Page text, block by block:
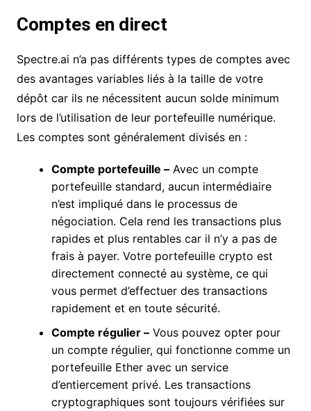
Comptes en direct
Spectre.ai n’a pas différents types de comptes avec
des avantages variables liés à la taille de votre
dépôt car ils ne nécessitent aucun solde minimum
lors de l’utilisation de leur portefeuille numérique.
Les comptes sont généralement divisés en :
Compte portefeuille –Avec un compte
portefeuille standard, aucun intermédiaire
n’est impliqué dans le processus de
négociation. Cela rend les transactions plus
rapides et plus rentables car il n’y a pas de
frais à payer. Votre portefeuille crypto est
directement connecté au système, ce qui
vous permet d’effectuer des transactions
rapidement et en toute sécurité.
Compte régulier –Vous pouvez opter pour
un compte régulier, qui fonctionne comme un
portefeuille Ether avec un service
d’entiercement privé. Les transactions
cryptographiques sont toujours vérifiées sur